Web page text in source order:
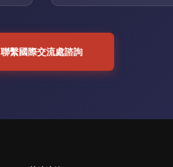
聯繫國際交流處諮詢